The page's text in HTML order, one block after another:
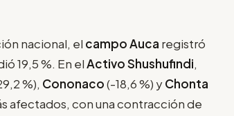
nacional, el campo Auca registró
19,5 %. En elActivo Shushufindi,
%), Cononaco(-18,6 %) yChonta
afectados, con una contracción de